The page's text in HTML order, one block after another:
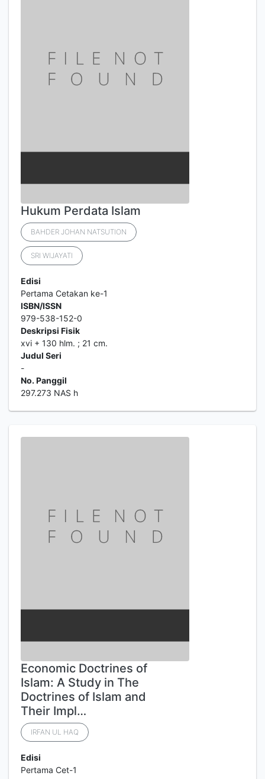
Hukum Perdata Islam
BAHDER JOHAN NATSUTION
SRI WIJAYATI
Edisi
Pertama Cetakan ke-1
ISBN/ISSN
979-538-152-0
Deskripsi Fisik
xvi + 130 hlm. ; 21 cm.
Judul Seri
-
No. Panggil
297.273 NAS h
Economic Doctrines of
Islam: A Study in The
Doctrines of Islam and
Their Impl…
IRFAN UL HAQ
Edisi
Pertama Cet-1